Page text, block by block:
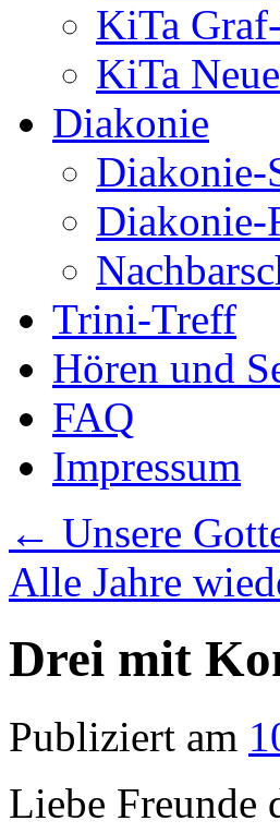
KiTa
KiTa
Diakonie
Diakonie-
Diakonie-
Trini-Treff
Hören und
FAQ
Impressum
← Unsere
Alle Jahre
Drei mit
Publiziert am
Liebe Freunde